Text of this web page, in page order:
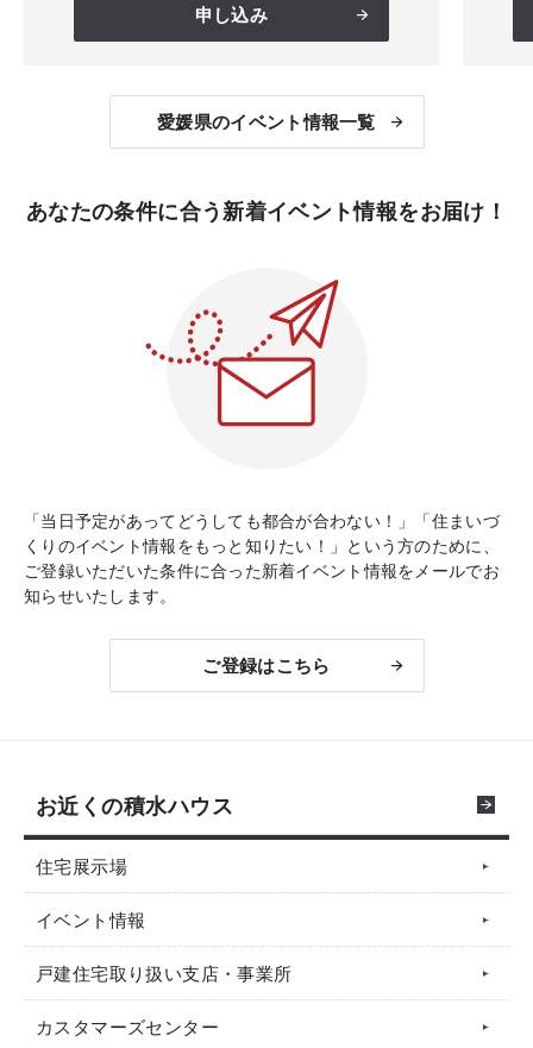
申し込み
愛媛県のイベント情報一覧
あなたの条件に合う新着イベント情報をお届け！
「当日予定があってどうしても都合が合わない！」「住まいづ
くりのイベント情報をもっと知りたい！」という方のために、
ご登録いただいた条件に合った新着イベント情報をメールでお
知らせいたします。
ご登録はこちら
お近くの積水ハウス
住宅展示場
イベント情報
戸建住宅取り扱い支店・事業所
カスタマーズセンター